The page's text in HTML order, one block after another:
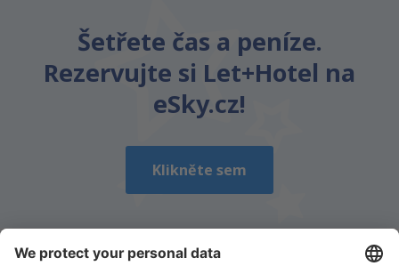
Obsahuje nepřesné informace
Nevyčerpává téma
Šetřete čas a peníze.
Rezervujte si Let+Hotel na
eSky.cz!
Klikněte sem